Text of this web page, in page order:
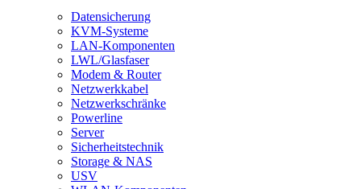
Datensicherung
KVM-Systeme
LAN-Komponenten
LWL/Glasfaser
Modem & Router
Netzwerkkabel
Netzwerkschränke
Powerline
Server
Sicherheitstechnik
Storage & NAS
USV